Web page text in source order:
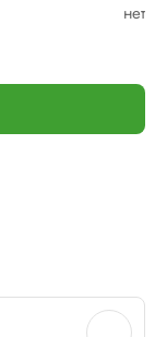
нет